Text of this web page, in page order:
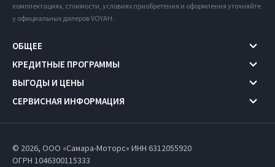
комплектациях, стоимости, условиях приобретения и оформления уточняйте
у официальных дилеров VOYAH.
ОБЩЕЕ
КРЕДИТНЫЕ ПРОГРАММЫ
ВЫГОДЫ И ЦЕНЫ
СЕРВИСНАЯ ИНФОРМАЦИЯ
© 2026, ООО «Самара-Моторс» ИНН 6312055920
ОГРН 1046300115333